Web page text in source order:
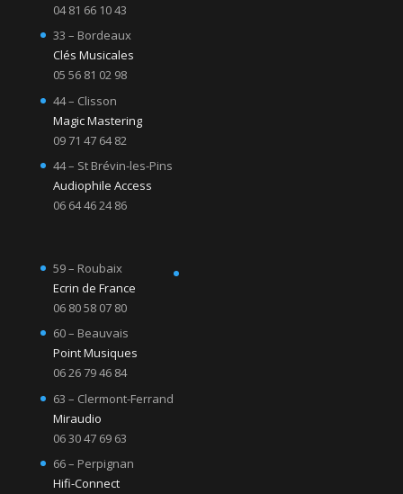
04 81 66 10 43
33 – Bordeaux
Clés Musicales
05 56 81 02 98
44 – Clisson
Magic Mastering
09 71 47 64 82
44 – St Brévin-les-Pins
Audiophile Access
06 64 46 24 86
59 – Roubaix
Ecrin de France
06 80 58 07 80
60 – Beauvais
Point Musiques
06 26 79 46 84
63 – Clermont-Ferrand
Miraudio
06 30 47 69 63
66 – Perpignan
Hifi-Connect